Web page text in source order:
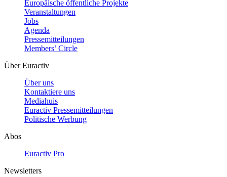
Europäische öffentliche Projekte
Veranstaltungen
Jobs
Agenda
Pressemitteilungen
Members’ Circle
Über Euractiv
Über uns
Kontaktiere uns
Mediahuis
Euractiv Pressemitteilungen
Politische Werbung
Abos
Euractiv Pro
Newsletters